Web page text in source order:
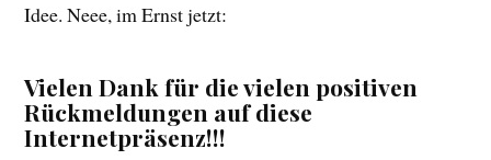
Idee. Neee, im Ernst jetzt:
Vielen Dank für die vielen positiven
Rückmeldungen auf diese
Internetpräsenz!!!